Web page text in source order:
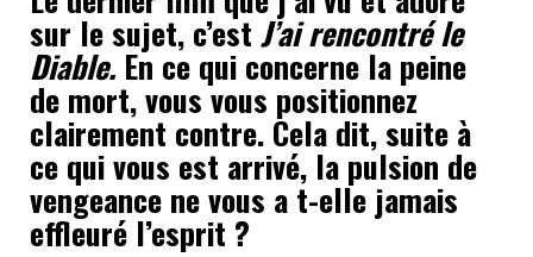
sur le sujet, c’est J’ai rencontré le
Diable. En ce qui concerne la peine
de mort, vous vous positionnez
clairement contre. Cela dit, suite à
ce qui vous est arrivé, la pulsion de
vengeance ne vous a t-elle jamais
effleuré l’esprit ?